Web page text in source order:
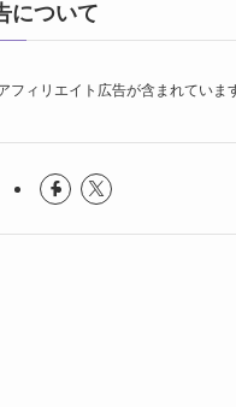
について
フィリエイト広告が含まれていま